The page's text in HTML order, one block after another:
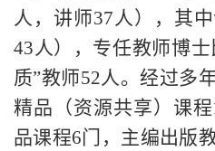
人，讲师37人），其
43人），专任教师博
质”教师52人。经过多
精品（资源共享）课
品课程6门，主编出版